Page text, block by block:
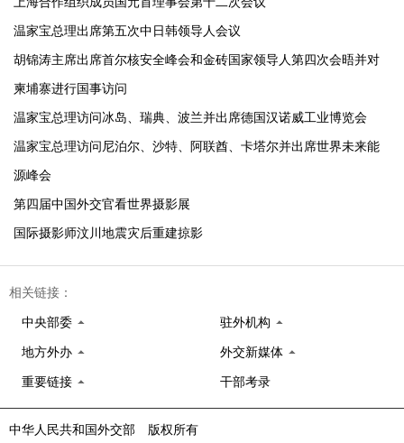
温家宝总理出席第五次中日韩领导人会议
胡锦涛主席出席首尔核安全峰会和金砖国家领导人第四次会晤并对
柬埔寨进行国事访问
温家宝总理访问冰岛、瑞典、波兰并出席德国汉诺威工业博览会
温家宝总理访问尼泊尔、沙特、阿联酋、卡塔尔并出席世界未来能
源峰会
第四届中国外交官看世界摄影展
国际摄影师汶川地震灾后重建掠影
相关链接：
中央部委 驻外机构
地方外办 外交新媒体
重要链接 干部考录
中华人民共和国外交部 版权所有